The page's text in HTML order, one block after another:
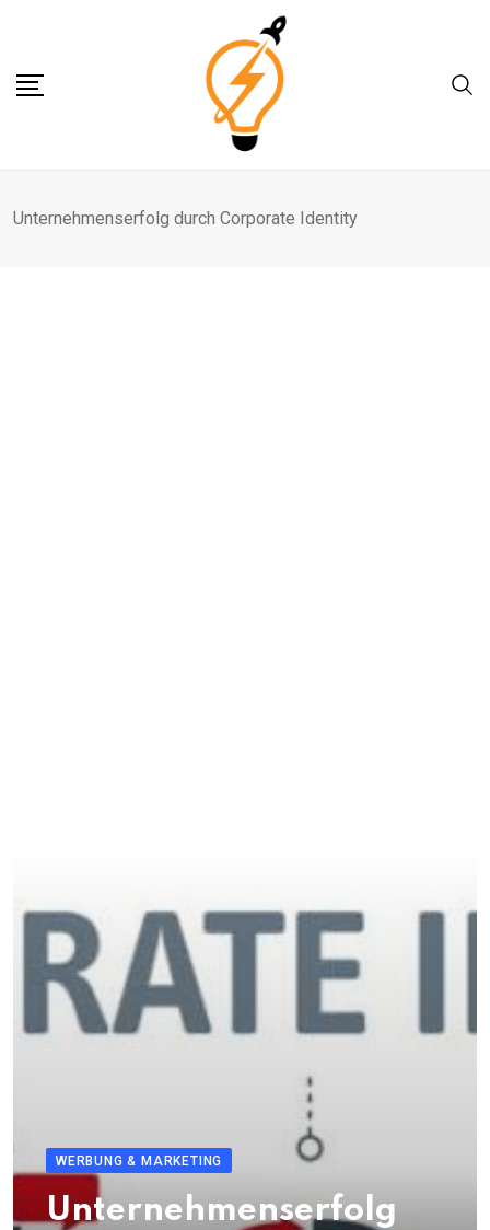
content
Unternehmenserfolg durch Corporate Identity
WERBUNG & MARKETING
Unternehmenserfolg